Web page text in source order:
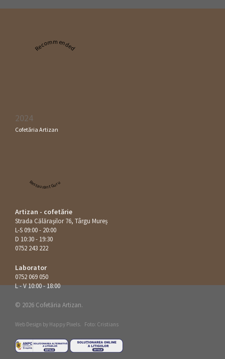
Recommended
2024
Cofetăria Artizan
Restaurant Guru
Artizan - cofetărie
Strada Călăraşilor 76, Târgu Mureș
L-S 09:00 - 20:00
D 10:30 - 19:30
0752 243 222
Laborator
0752 069 050
L - V 10:00 - 18:00
© 2026 Cofetăria Artizan.
Web Design by Happy Pixels. Foto: Cristians